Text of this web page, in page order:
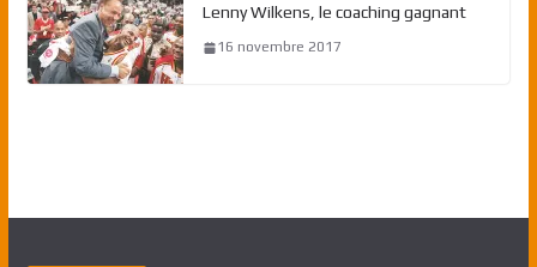
Lenny Wilkens, le coaching gagnant
16 novembre 2017